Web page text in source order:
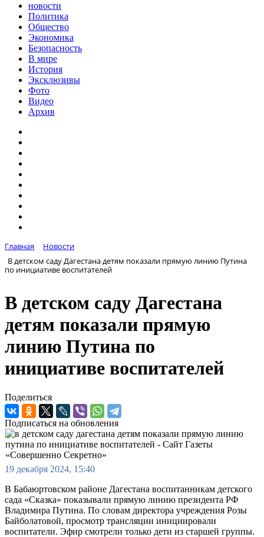
новости
Политика
Общество
Экономика
Безопасность
В мире
История
Эксклюзивы
Фото
Видео
Архив
Главная
Новости
В детском саду Дагестана детям показали прямую линию Путина
по инициативе воспитателей
В детском саду Дагестана
детям показали прямую
линию Путина по
инициативе воспитателей
Поделиться
Подписаться на обновления
19 декабря 2024, 15:40
В Бабаюртовском районе Дагестана воспитанникам детского
сада «Сказка» показывали прямую линию президента РФ
Владимира Путина. По словам директора учреждения Розы
Байболатовой, просмотр трансляции инициировали
воспитатели. Эфир смотрели только дети из старшей группы.